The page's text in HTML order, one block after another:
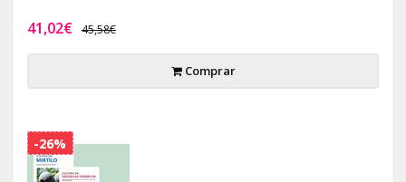
41,02€ 45,58€
Comprar
-26%